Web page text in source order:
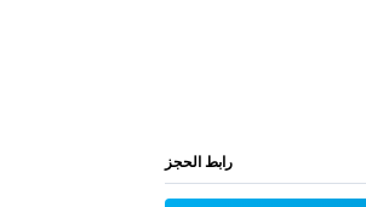
رابط الحجز